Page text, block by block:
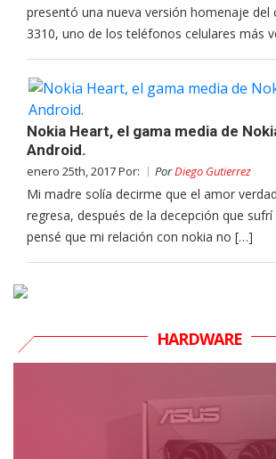
presentó una nueva versión homenaje del
3310, uno de los teléfonos celulares más
Nokia Heart, el gama media de
Android.
enero 25th, 2017 Por: PorDiego Gutierrez
Mi madre solía decirme que el amor
regresa, después de la decepción que
pensé que mi relación con nokia no […]
HARDWARE